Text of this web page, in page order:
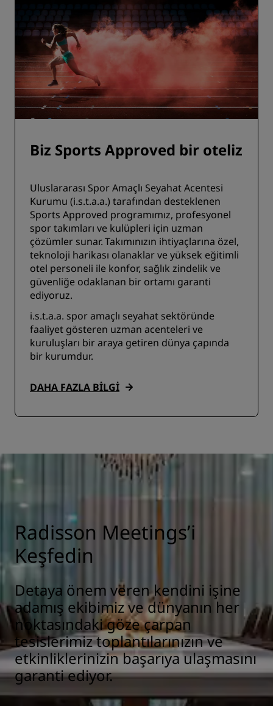
Biz Sports Approved bir oteliz
Uluslararası Spor Amaçlı Seyahat Acentesi
Kurumu (i.s.t.a.a.) tarafından desteklenen
Sports Approved programımız, profesyonel
spor takımları ve kulüpleri için uzman
çözümler sunar. Takımınızın ihtiyaçlarına özel,
teknoloji harikası olanaklar ve yüksek eğitimli
otel personeli ile konfor, sağlık zindelik ve
güvenliğe odaklanan bir ortamı garanti
ediyoruz.
i.s.t.a.a. spor amaçlı seyahat sektöründe
faaliyet gösteren uzman acenteleri ve
kuruluşları bir araya getiren dünya çapında
bir kurumdur.
DAHA FAZLA BILGI
Radisson Meetings’i
Keşfedin
Detaya önem veren kendini işine
adamış ekibimiz ve dünyanın her
noktasındaki göze çarpan
tesislerimiz toplantılarınızın ve
etkinliklerinizin başarıya ulaşmasını
garanti ediyor.